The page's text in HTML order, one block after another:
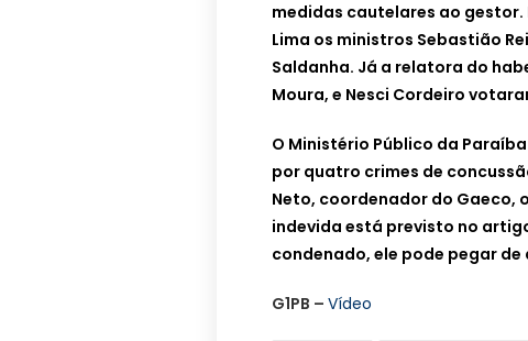
medidas cautelares ao gestor.
Lima os ministros Sebastião
Saldanha. Já a relatora do
Moura, e Nesci Cordeiro
O Ministério Público da
por quatro crimes de
Neto, coordenador do Gaeco,
indevida está previsto no
condenado, ele pode pegar
G1PB – Vídeo